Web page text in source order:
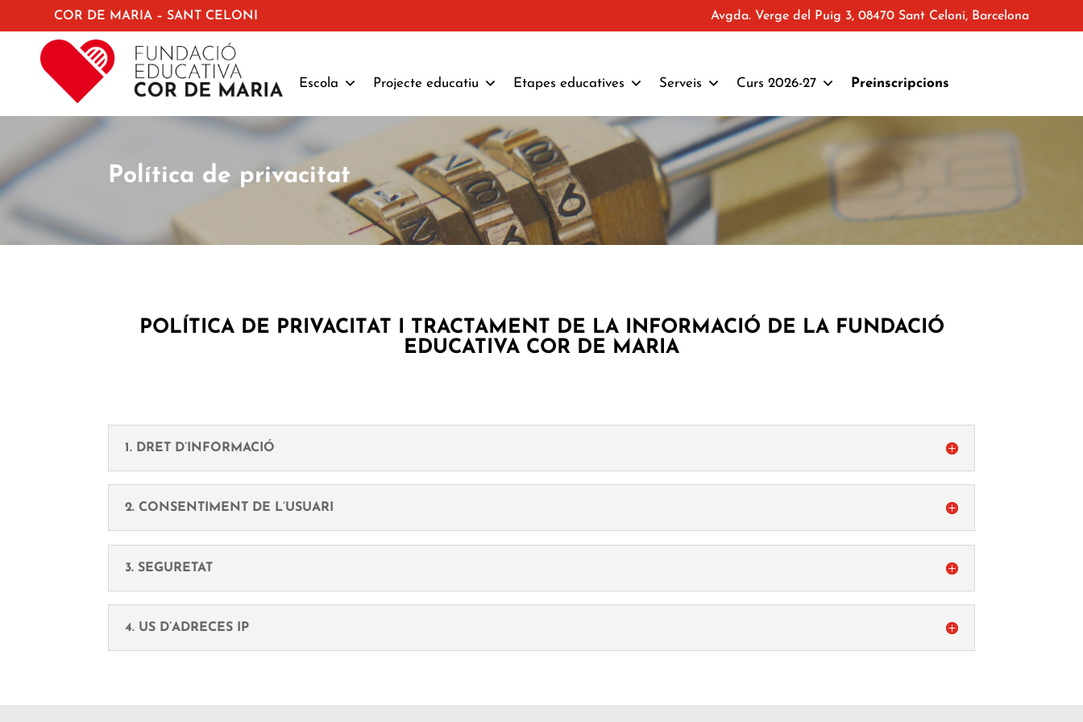
COR DE MARIA – SANT CELONI Avgda. Verge del Puig 3, 08470 Sant Celoni, Barcelona
Escola Projecte educatiu Etapes educatives Serveis Curs 2026-27 Preinscripcions
Política de privacitat
POLÍTICA DE PRIVACITAT I TRACTAMENT DE LA INFORMACIÓ DE LA FUNDACIÓ
EDUCATIVA COR DE MARIA
1. DRET D’INFORMACIÓ
2. CONSENTIMENT DE L’USUARI
3. SEGURETAT
4. US D’ADRECES IP